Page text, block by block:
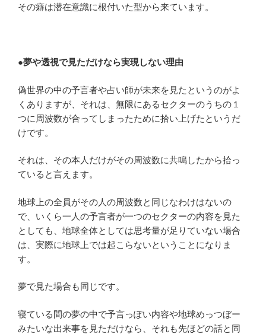
その癖は潜在意識に根付いた型から来ています。
●夢や透視で見ただけなら実現しない理由
偽世界の中の予言者や占い師が未来を見たというのがよ
くありますが、それは、無限にあるセクターのうちの１
つに周波数が合ってしまったために拾い上げたというだ
けです。
それは、その本人だけがその周波数に共鳴したから拾っ
ていると言えます。
地球上の全員がその人の周波数と同じなわけはないの
で、いくら一人の予言者が一つのセクターの内容を見た
としても、地球全体としては思考量が足りていない場合
は、実際に地球上では起こらないということになりま
す。
夢で見た場合も同じです。
寝ている間の夢の中で予言っぽい内容や地球めっつぼー
みたいな出来事を見ただけなら、それも先ほどの話と同